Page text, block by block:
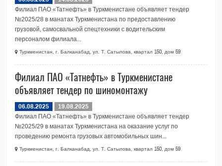
Филиал ПАО «Татнефть» в Туркменистане объявляет тендер
№2025/28 в манатах Туркменистана по предоставлению
грузовой, самосвальной спецтехники с водительским
персоналом филиала...
Туркменистан, г. Балканабад, ул. Т. Сатылова, квартал 150, дом 59
Филиал ПАО «Татнефть» в Туркменистане
объявляет тендер по шиномонтажу
06.08.2025
19.08.2025
Филиал ПАО «Татнефть» в Туркменистане объявляет тендер
№2025/29 в манатах Туркменистана на оказание услуг по
проведению ремонта грузовых автомобильных шин...
Туркменистан, г. Балканабад, ул. Т. Сатылова, квартал 150, дом 59